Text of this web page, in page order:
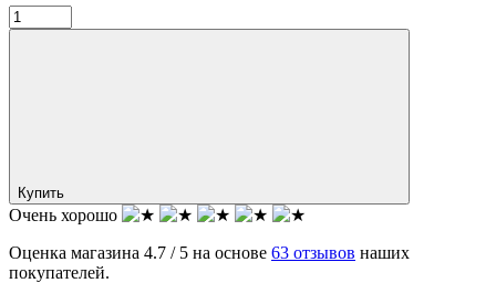
Купить
Очень хорошо
Оценка магазина 4.7 / 5 на основе 63 отзывов наших
покупателей.